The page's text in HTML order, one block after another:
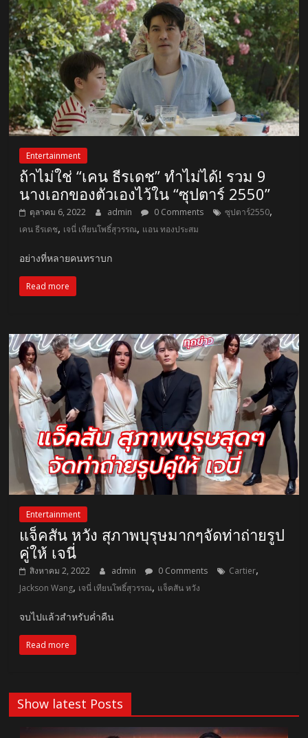
Entertainment
ถ้าไม่ใช่ “เคน ธีรเดช” ทำไม่ได้! รวม 9
นางเอกของตัวเองไว้ใน “ซุปตาร์ 2550”
ตุลาคม 6, 2022 admin 0 Comments ซุปตาร์2550,
เคน ธีรเดช, เจนี่ เทียนโพธิ์สุวรรณ, แอน ทองประสม
​อย่างที่หลายคนทราบก
Read more
Entertainment
แจ็คสัน หวัง สุภาพบุรุษมากๆจัดท่าถ่ายรูป
คู่ให้ เจนี่
สิงหาคม 2, 2022 admin 0 Comments Cartier,
Jackson Wang, เจนี่ เทียนโพธิ์สุวรรณ, แจ็คสัน หวัง
จบไปแล้วสำหรับค่ำคืน
Read more
Show latest Posts